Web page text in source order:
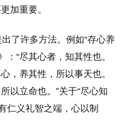
加重要。
了许多方法。例如“存心养
：“尽其心者，知其性也。
，养其性，所以事天也。
以立命也。”关于“尽心知
仁义礼智之端，心以制